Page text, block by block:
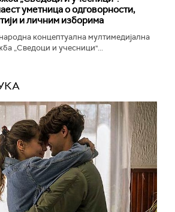
уметница о одговорности,
и личним изборима
концептуална мултимедијална
„Сведоци и учесници"...